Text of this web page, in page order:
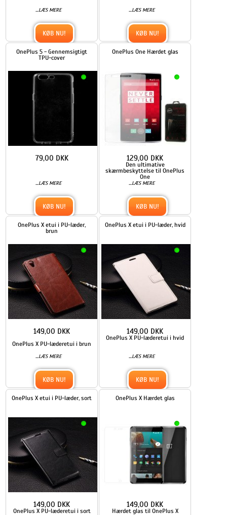
...LÆS MERE
KØB NU!
...LÆS MERE
KØB NU!
OnePlus 5 - Gennemsigtigt
TPU-cover
...LÆS MERE
79,00 DKK
KØB NU!
OnePlus One Hærdet glas
Den ultimative
skærmbeskyttelse til OnePlus
One
...LÆS MERE
129,00 DKK
KØB NU!
OnePlus X etui i PU-læder,
brun
OnePlus X PU-læderetui i brun
...LÆS MERE
149,00 DKK
KØB NU!
OnePlus X etui i PU-læder, hvid
OnePlus X PU-læderetui i hvid
...LÆS MERE
149,00 DKK
KØB NU!
OnePlus X etui i PU-læder, sort
OnePlus X PU-læderetui i sort
149,00 DKK
OnePlus X Hærdet glas
Hærdet glas til OnePlus X
149,00 DKK